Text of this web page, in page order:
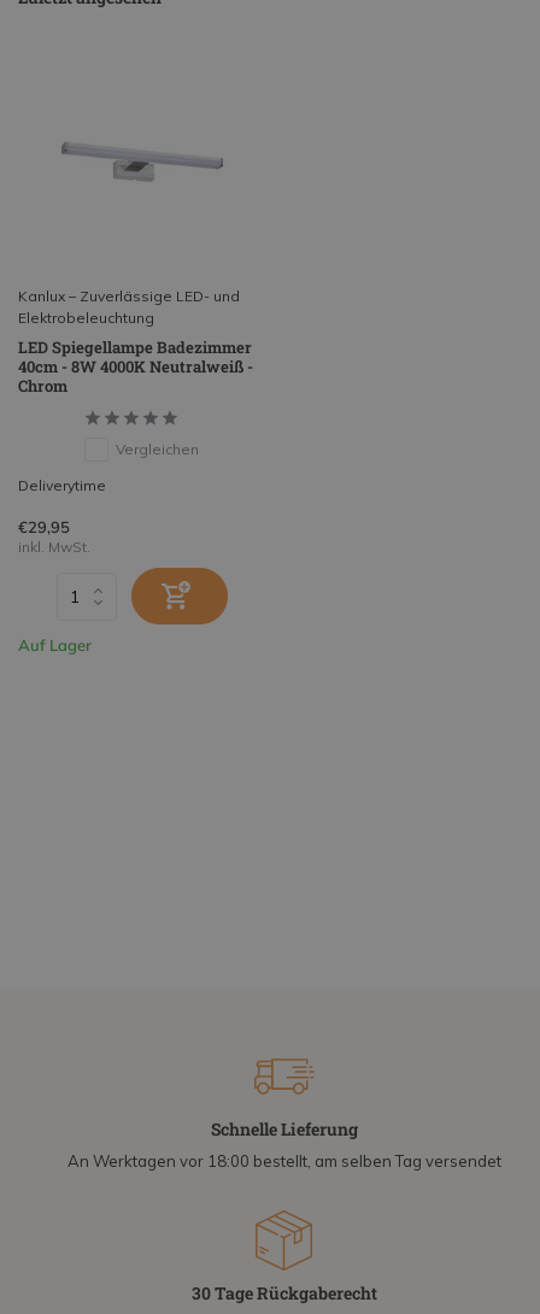
Kanlux – Zuverlässige LED- und
Elektrobeleuchtung
LED Spiegellampe Badezimmer
40cm - 8W 4000K Neutralweiß -
Chrom
Vergleichen
Deliverytime
€29,95
inkl. MwSt.
Auf Lager
Schnelle Lieferung
An Werktagen vor 18:00 bestellt, am selben Tag versendet
30 Tage Rückgaberecht